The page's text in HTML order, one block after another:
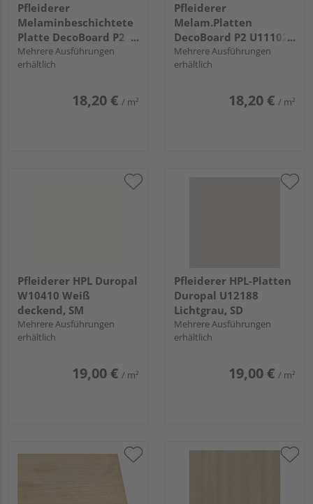
Pfleiderer
Melaminbeschichtete
Platte DecoBoard P2
U12011 Vulkanit, SD
Mehrere Ausführungen
erhältlich
18,20 € / m²
Pfleiderer
Melam.Platten
DecoBoard P2 U11102
Kreide, SD
Mehrere Ausführungen
erhältlich
18,20 € / m²
Pfleiderer HPL Duropal
W10410 Weiß
deckend, SM
Mehrere Ausführungen
erhältlich
19,00 € / m²
Pfleiderer HPL-Platten
Duropal U12188
Lichtgrau, SD
Mehrere Ausführungen
erhältlich
19,00 € / m²